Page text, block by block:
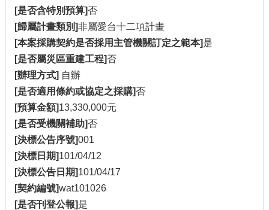
[是否含特別預算]否
[歸屬計畫類別]非屬愛台十二項計畫
[本案採購契約是否採用主管機關訂定之範本]是
[是否屬災區重建工程]否
[辦理方式] 自辦
[是否適用條約或協定之採購]否
[預算金額]13,330,000元
[是否受機關補助]否
[決標公告序號]001
[決標日期]101/04/12
[決標公告日期]101/04/17
[契約編號]wat101026
[是否刊登公報]是